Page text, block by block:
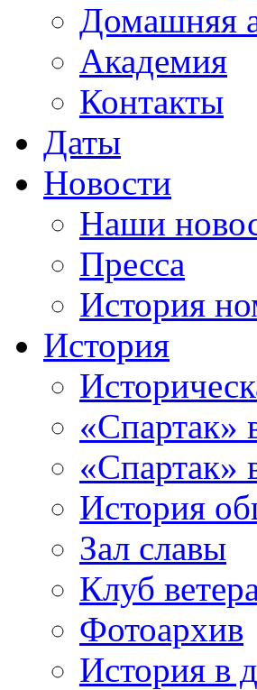
Домашняя
Академия
Контакты
Даты
Новости
Наши
Пресса
История
История
«Спартак»
«Спартак»
История
Зал славы
Клуб
Фотоархив
История в